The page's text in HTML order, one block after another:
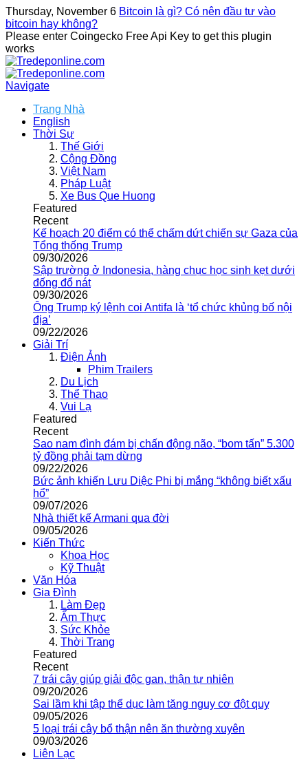
Thursday, November 6 Bitcoin là gì? Có nên đầu tư vào
bitcoin hay không?
Please enter Coingecko Free Api Key to get this plugin
works
Navigate
Trang Nhà
English
Thời Sự
Thế Giới
Cộng Đồng
Việt Nam
Pháp Luật
Xe Bus Que Huong
Featured
Recent
Kế hoạch 20 điểm có thể chấm dứt chiến sự Gaza của
Tổng thống Trump
09/30/2026
Sập trường ở Indonesia, hàng chục học sinh kẹt dưới
đống đổ nát
09/30/2026
Ông Trump ký lệnh coi Antifa là ‘tổ chức khủng bố nội
địa’
09/22/2026
Giải Trí
Điện Ảnh
Phim Trailers
Du Lịch
Thể Thao
Vui Lạ
Featured
Recent
Sao nam đình đám bị chấn động não, “bom tấn” 5.300
tỷ đồng phải tạm dừng
09/22/2026
Bức ảnh khiến Lưu Diệc Phi bị mắng “không biết xấu
hổ”
09/07/2026
Nhà thiết kế Armani qua đời
09/05/2026
Kiến Thức
Khoa Học
Kỹ Thuật
Văn Hóa
Gia Đình
Làm Đẹp
Ẩm Thực
Sức Khỏe
Thời Trang
Featured
Recent
7 trái cây giúp giải độc gan, thận tự nhiên
09/20/2026
Sai lầm khi tập thể dục làm tăng nguy cơ đột quỵ
09/05/2026
5 loại trái cây bổ thận nên ăn thường xuyên
09/03/2026
Liên Lạc